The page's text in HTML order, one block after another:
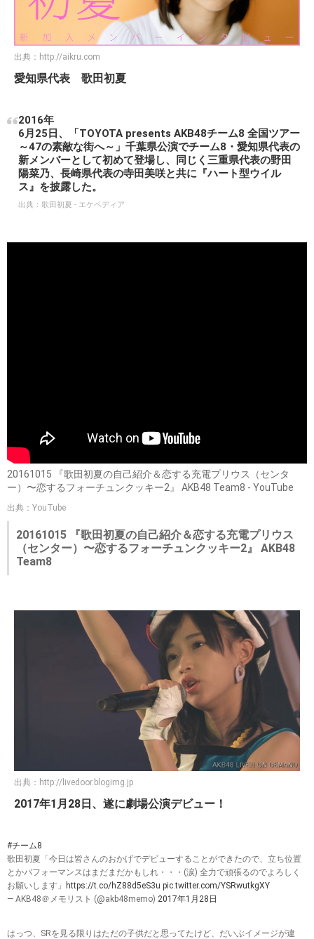
出典： http://aikru.com
愛知県代表 歌田初夏
2016年
6月25日、「TOYOTA presents AKB48チーム8 全国ツアー
～47の素敵な街へ～」千葉県公演でチーム8・愛知県代表の
新メンバーとして初めて登場し、同じく三重県代表の野田
陽菜乃、長崎県代表の寺田美咲と共に『ハート型ウイル
ス』を披露した。
出典： 歌田初夏 - エケペディア
20161015 『歌田初夏の自己紹介＆恋する充電プリウス（センタ
ー）〜恋するフォーチュンクッキー2』 AKB48 Team8 - YouTube
出典：YouTube
20161015 『歌田初夏の自己紹介＆恋する充電プリウス
（センター）〜恋するフォーチュンクッキー2』 AKB48
Team8
出典： http://livedoor.blogimg.jp
2017年1月28日、遂に劇場公演デビュー！
#チーム8
歌田初夏「今日は皆さんのおかげでデビューすることができたので、立ち位置
とかパフォーマンスはまだまだかもしれ・・・(涙) 全力で頑張るのでよろしく
お願いします」
https://t.co/hZ88d5eS3u pic.twitter.com/YSRwutkgXY
— AKB48＠メモリスト (@akb48memo) 2017年1月28日
はっつ、SRを見る限りはただの子供だと思ってたけど、だいぶイメージが違